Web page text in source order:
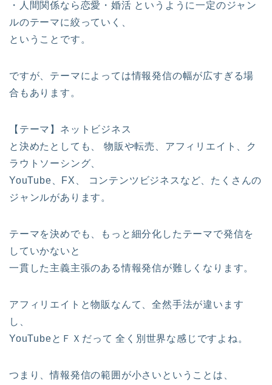
・人間関係なら恋愛・婚活 というように一定のジャン
ルのテーマに絞っていく、
ということです。
ですが、テーマによっては情報発信の幅が広すぎる場
合もあります。
【テーマ】ネットビジネス
と決めたとしても、 物販や転売、アフィリエイト、ク
ラウトソーシング、
YouTube、FX、 コンテンツビジネスなど、たくさんの
ジャンルがあります。
テーマを決めでも、もっと細分化したテーマで発信を
していかないと
一貫した主義主張のある情報発信が難しくなります。
アフィリエイトと物販なんて、全然手法が違います
し、
YouTubeとＦＸだって 全く別世界な感じですよね。
つまり、情報発信の範囲が小さいということは、